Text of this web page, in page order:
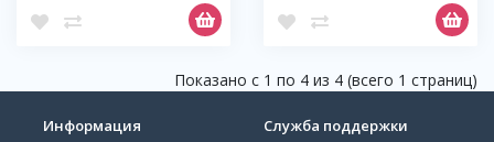
Показано с 1 по 4 из 4 (всего 1 страниц)
Информация Служба поддержки